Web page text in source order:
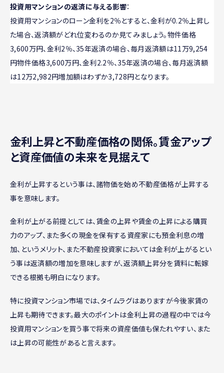
投資用マンションの返済に与える影響：
投資用マンションのローン金利を2％とすると、金利が0.2％上昇し
た場合、返済額がどれ位変わるのか見てみましょう。物件価格
3,600万円、金利2％、35年返済の場合、毎月返済額は11万9,254
円物件価格3,600万円、金利2.2％、35年返済の場合、毎月返済額
は12万2,982円増加額はわずか3,728円となります。
金利上昇と不動産価格の関係。賃金アップ
と資産価値の未来を見据えて
金利が上昇するという事は、諸物価を始め不動産価格が上昇する
事を意味します。
金利が上がる前提としては、賃金の上昇や賃金の上昇による購買
力のアップ、また多くの現金を保有する資産家にも預金利息の増
加、というメリット、また不動産投資家においては金利が上がるとい
う事は返済額の増加を意味しますが、返済額上昇分を賃料に転嫁
できる根拠も明白になります。
特に投資マンション市場では、タイムラグはありますが今後家賃の
上昇も期待できます。最大のポイントは金利上昇の過程の中では今
投資用マンションを買う事で将来の資産価値も保たれやすい、また
は上昇の可能性があると言えます。